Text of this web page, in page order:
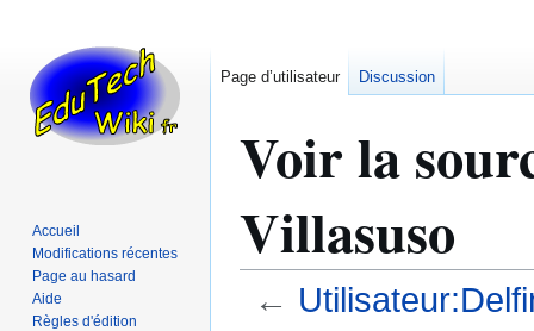
Voir la
Villasuso
←
Page d’utilisateur Discussion
Accueil
Modifications récentes
Page au hasard
Aide
Règles d'édition